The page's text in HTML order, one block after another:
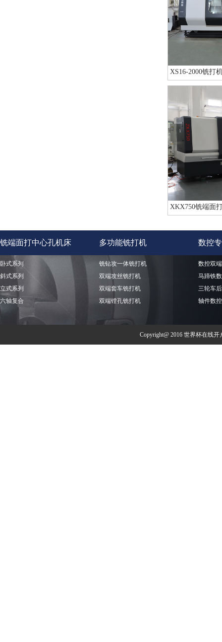
XS16-2000铣打
XKX750铣端面
铣端面打中心孔机床 多功能铣打机 数控
卧式系列
斜式系列
立式系列
六轴复合
铣钻攻一体铣打机
双端攻丝铣打机
双端套车铣打机
双端镗孔铣打机
数控双
马蹄铁
三轮车
轴件数
Copyright@ 2016 世界杯在线